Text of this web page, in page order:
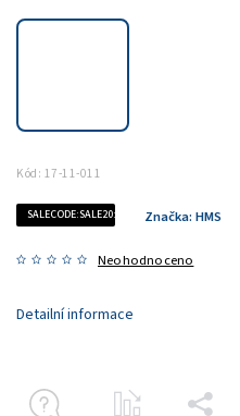
Kód: 17-11-011
SALECODE:SALE20:20:%
Neohodnoceno
Značka: HMS
Detailní informace